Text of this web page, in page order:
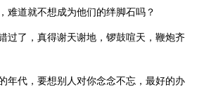
难道就不想成为他们的绊脚石吗？
过了，真得谢天谢地，锣鼓喧天，鞭炮齐
年代，要想别人对你念念不忘，最好的办